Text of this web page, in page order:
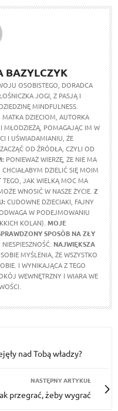
BAZYLCZYK
OSOBISTEGO, DORADCA
JOGI, Z PASJĄ I
MINDFULNESS.
DZIECIOM, AUTORKA
MŁODZIEŻĄ, POMAGAJĄC IM W
I UŚWIADAMIANIU, ŻE
OD ŹRÓDŁA, CZYLI OD
PONIEWAŻ WIERZĘ, ŻE NIE MA
DZIELIĆ SIĘ MOIM
TEGO, JAK WIELKĄ MOC MA
WNOSIĆ W NASZE ŻYCIE. Z
CUDOWNE DZIECIAKI, FAJNY
W PODEJMOWANIU
KOLAN). MOJE
SPOSÓB NA ZŁY
NAJWIĘKSZA
MYŚLENIA, ŻE WSZYSTKO
I WYNIKAJĄCA Z TEGO
WEWNĘTRZNY I WIARA WE
nad Tobą władzy?
NASTĘPNY ARTYKUŁ
przegrać, żeby wygrać